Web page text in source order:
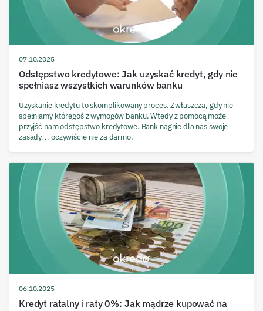
07.10.2025
Odstępstwo kredytowe: Jak uzyskać kredyt, gdy nie
spełniasz wszystkich warunków banku
Uzyskanie kredytu to skomplikowany proces. Zwłaszcza, gdy nie
spełniamy któregoś z wymogów banku. Wtedy z pomocą może
przyjść nam odstępstwo kredytowe. Bank nagnie dla nas swoje
zasady… oczywiście nie za darmo.
06.10.2025
Kredyt ratalny i raty 0%: Jak mądrze kupować na